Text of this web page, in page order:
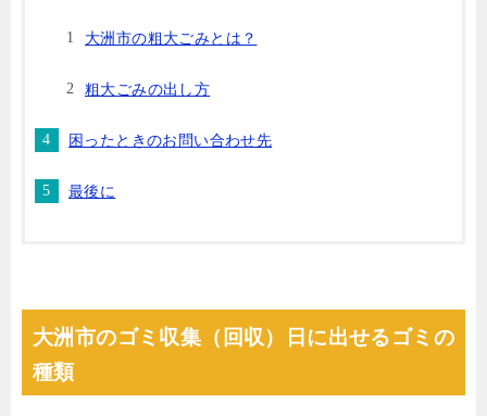
大洲市の粗大ごみとは？
粗大ごみの出し方
困ったときのお問い合わせ先
最後に
大洲市のゴミ収集（回収）日に出せるゴミの
種類